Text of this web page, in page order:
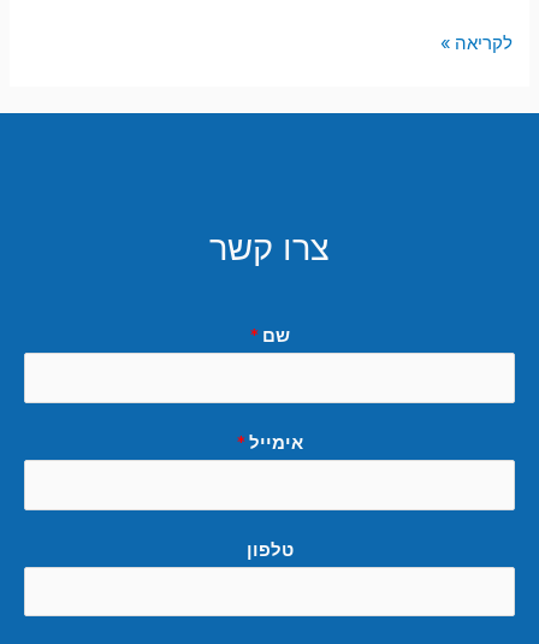
פורץ
לקריאה »
צרו קשר
שם*
אימייל*
טלפון